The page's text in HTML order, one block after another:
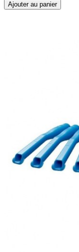
Ajouter au panier